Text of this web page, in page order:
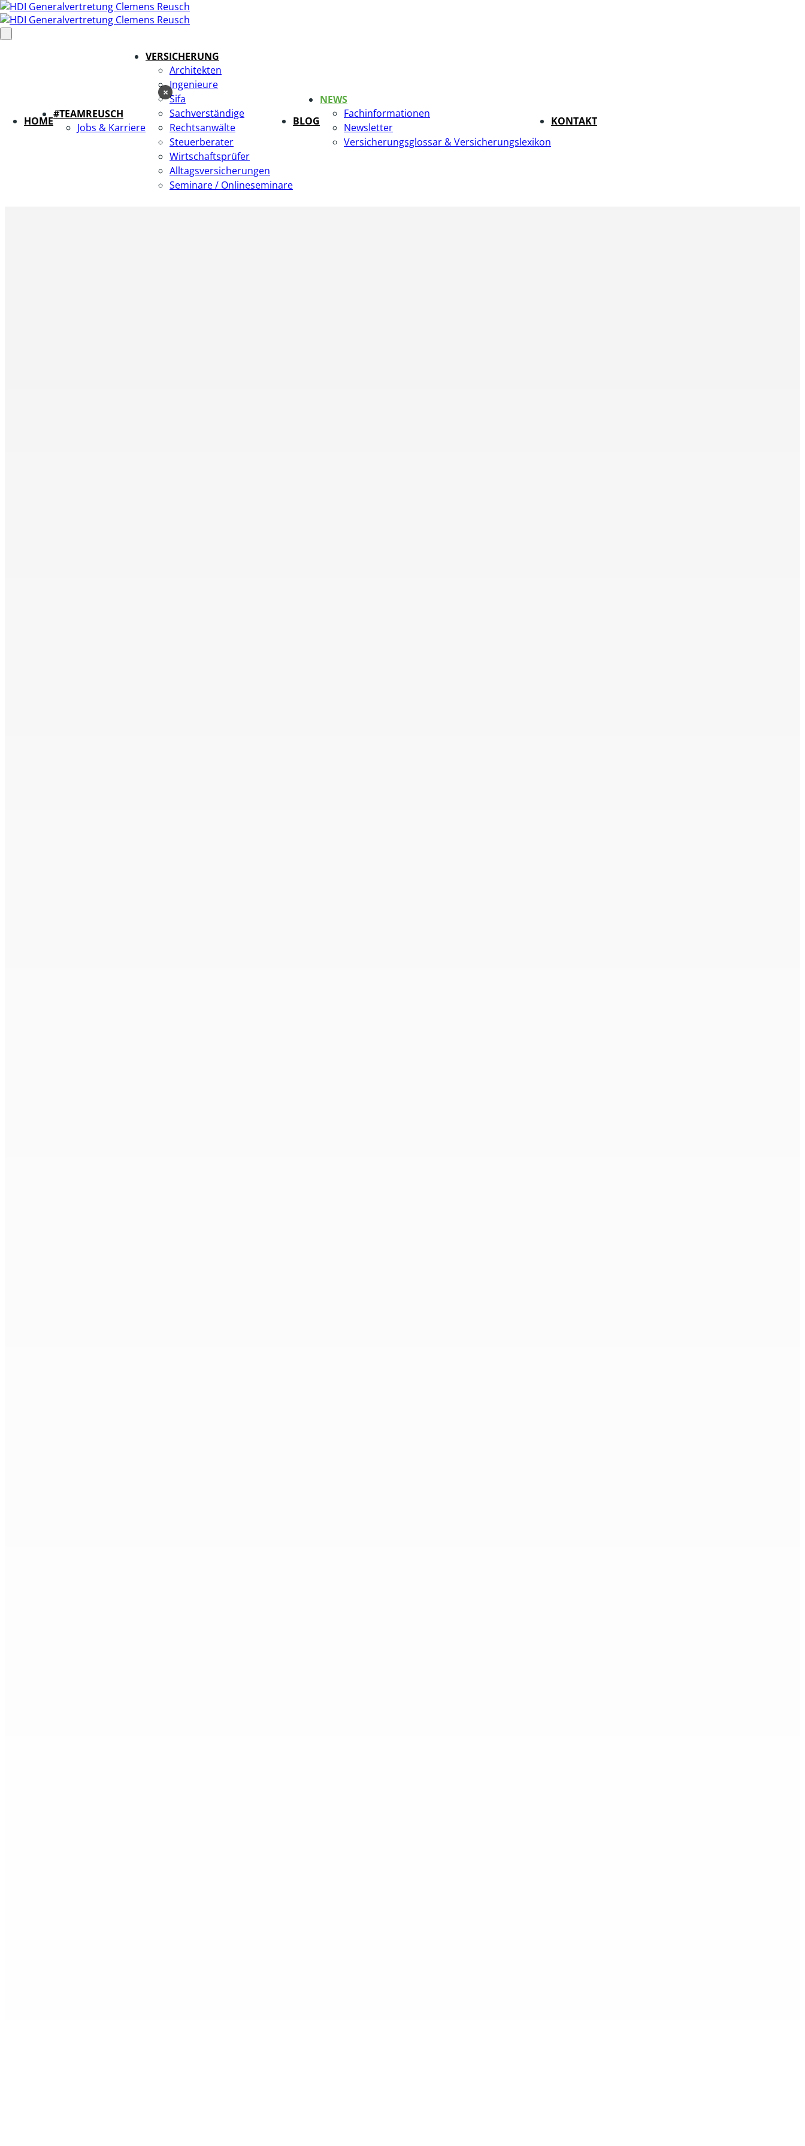
HOME
#TEAMREUSCH
Jobs & Karriere
VERSICHERUNG
Architekten
Ingenieure
Sifa
Sachverständige
Rechtsanwälte
Steuerberater
Wirtschaftsprüfer
Alltagsversicherungen
Seminare / Onlineseminare
BLOG
NEWS
Fachinformationen
Newsletter
Versicherungsglossar & Versicherungslexikon
KONTAKT
×